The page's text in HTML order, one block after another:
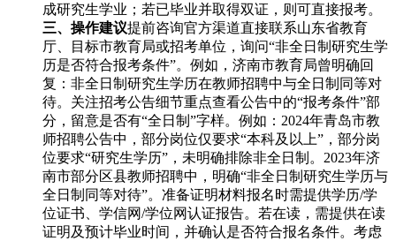
成研究生学业；若已毕业并取得双证，则可直接报考。
三、操作建议提前咨询官方渠道直接联系山东省教育
厅、目标市教育局或招考单位，询问“非全日制研究生学
历是否符合报考条件”。例如，济南市教育局曾明确回
复：非全日制研究生学历在教师招聘中与全日制同等对
待。关注招考公告细节重点查看公告中的“报考条件”部
分，留意是否有“全日制”字样。例如：2024年青岛市教
师招聘公告中，部分岗位仅要求“本科及以上”，部分岗
位要求“研究生学历”，未明确排除非全日制。2023年济
南市部分区县教师招聘中，明确“非全日制研究生学历与
全日制同等对待”。准备证明材料报名时需提供学历/学
位证书、学信网/学位网认证报告。若在读，需提供在读
证明及预计毕业时间，并确认是否符合报名条件。考虑